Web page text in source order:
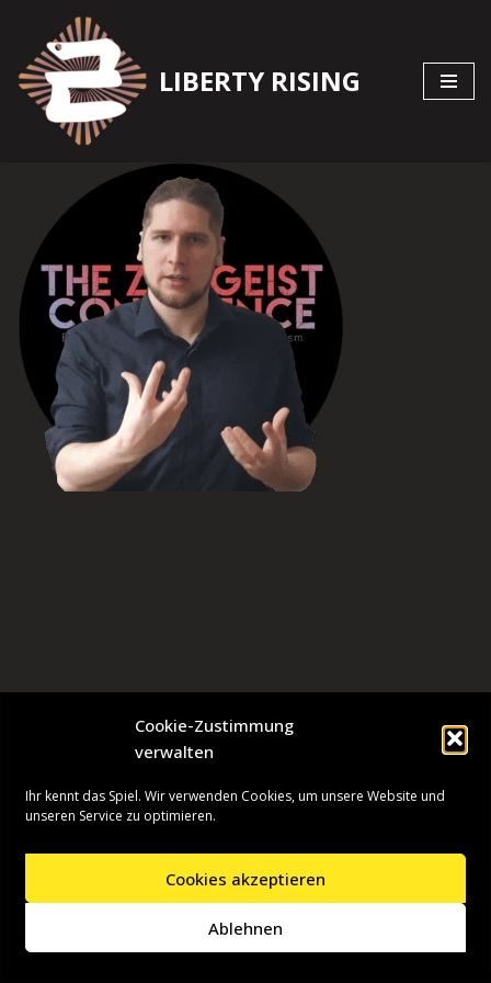
Cookie-Zustimmung
verwalten
Ihr kennt das Spiel. Wir verwenden Cookies, um unsere Website und
unseren Service zu optimieren.
Cookies akzeptieren
Ablehnen
Zum
Inhalt
springen
LIBERTY RISING
| Präsentiert vonWordPress
Presseinformationen